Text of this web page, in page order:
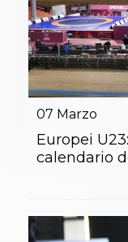
07 Marzo
Europei
calendario